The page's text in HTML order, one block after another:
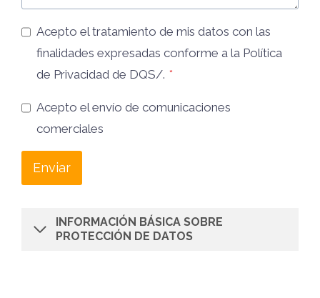
Acepto el tratamiento de mis datos con las
finalidades expresadas conforme a la Política
de Privacidad de DQS/. *
Acepto el envío de comunicaciones
comerciales
Enviar
INFORMACIÓN BÁSICA SOBRE
PROTECCIÓN DE DATOS